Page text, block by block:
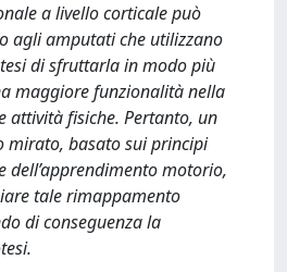
a livello corticale può
agli amputati che utilizzano
di sfruttarla in modo più
maggiore funzionalità nella
attività fisiche. Pertanto, un
mirato, basato sui principi
dell’apprendimento motorio,
tale rimappamento
di conseguenza la